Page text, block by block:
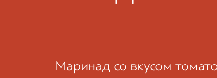
Маринад со вкусом